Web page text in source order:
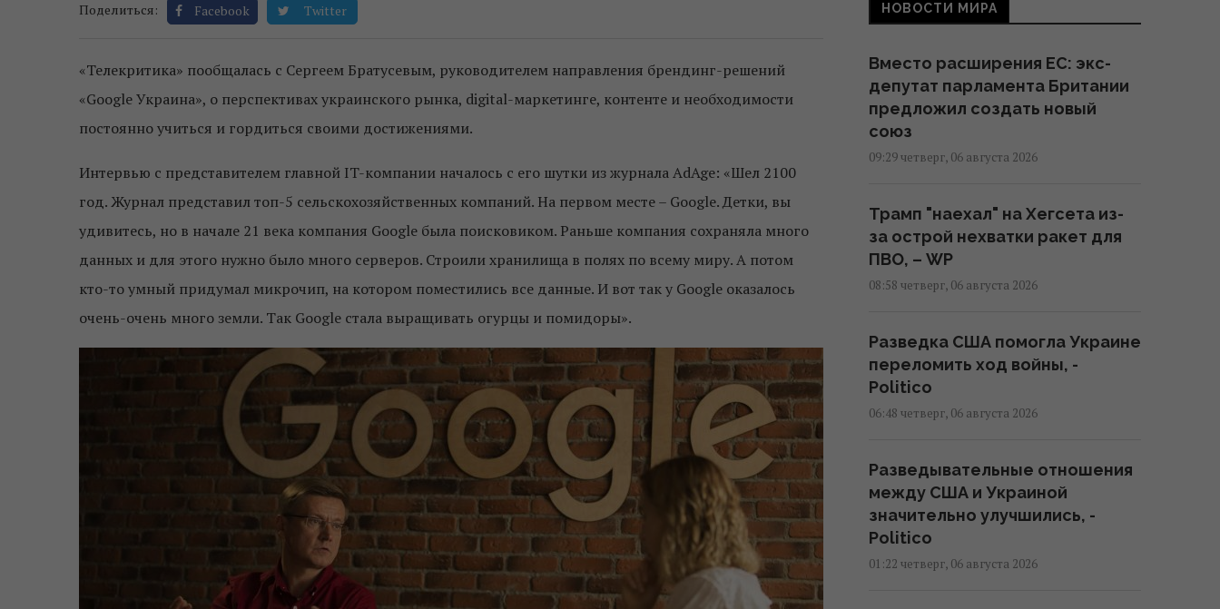
Поделиться: Facebook Twitter
«Телекритика» пообщалась с Сергеем Братусевым, руководителем направления брендинг-решений
«Google Украина», о перспективах украинского рынка, digital-маркетинге, контенте и необходимости
постоянно учиться и гордиться своими достижениями.
Интервью c представителем главной IT-компании началось с его шутки из журнала AdAge: «Шел 2100
год. Журнал представил топ-5 сельскохозяйственных компаний. На первом месте – Google. Детки, вы
удивитесь, но в начале 21 века компания Google была поисковиком. Раньше компания сохраняла много
данных и для этого нужно было много серверов. Строили хранилища в полях по всему миру. А потом
кто-то умный придумал микрочип, на котором поместились все данные. И вот так у Google оказалось
очень-очень много земли. Так Google стала выращивать огурцы и помидоры».
НОВОСТИ МИРА
Вместо расширения ЕС: экс-
депутат парламента Британии
предложил создать новый
союз
09:29 четверг, 06 августа 2026
Трамп "наехал" на Хегсета из-
за острой нехватки ракет для
ПВО, – WP
08:58 четверг, 06 августа 2026
Разведка США помогла Украине
переломить ход войны, -
Politico
06:48 четверг, 06 августа 2026
Разведывательные отношения
между США и Украиной
значительно улучшились, -
Politico
01:22 четверг, 06 августа 2026